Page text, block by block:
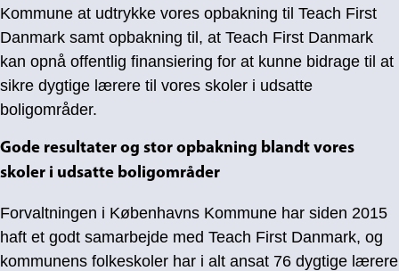
Kommune at udtrykke vores opbakning til Teach First
Danmark samt opbakning til, at Teach First Danmark
kan opnå offentlig finansiering for at kunne bidrage til at
sikre dygtige lærere til vores skoler i udsatte
boligområder.
Gode resultater og stor opbakning blandt vores
skoler i udsatte boligområder
Forvaltningen i Københavns Kommune har siden 2015
haft et godt samarbejde med Teach First Danmark, og
kommunens folkeskoler har i alt ansat 76 dygtige lærere